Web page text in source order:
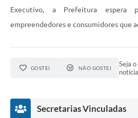
Executivo, a Prefeitura espera
empreendedores e consumidores que
GOSTEI NÃO GOSTEI
Seja
Secretarias Vinculadas